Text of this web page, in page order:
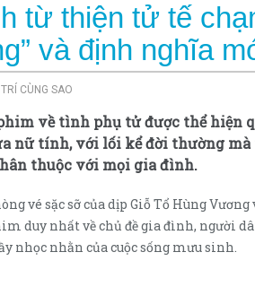
từ thiện tử tế
và định nghĩa
CÙNG SAO
về tình phụ tử được thể hiện
nữ tính, với lối kể đời thường
thuộc với mọi gia đình.
vé sặc sỡ của dịp Giỗ Tổ Hùng
duy nhất về chủ đề gia đình, người
nhọc nhằn của cuộc sống mưu sinh.